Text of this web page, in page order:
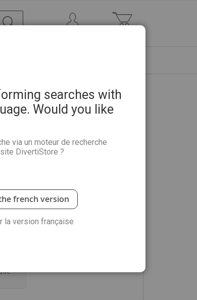
des Arts paru en 2013.
searches with
Would you like
via un moteur de recherche
DivertiStore ?
french version
la version française